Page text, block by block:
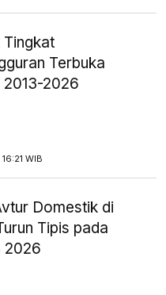
Terbuka
2013-2026
WIB
Domestik di
Tipis pada
2026